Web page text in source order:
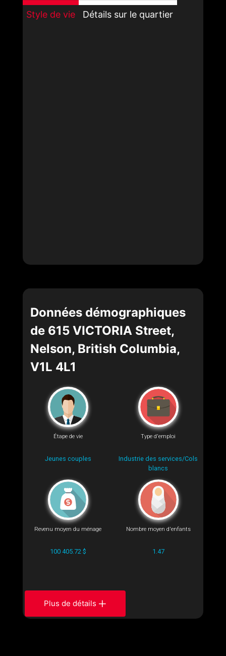
Style de vie Détails sur le quartier
Données démographiques
de 615 VICTORIA Street,
Nelson, British Columbia,
V1L 4L1
Étape de vie
Jeunes couples
Type d'emploi
Industrie des services/Cols
blancs
Revenu moyen du ménage
100 405.72 $
Nombre moyen d'enfants
1.47
Plus de détails